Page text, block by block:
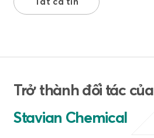
Trở thành đối tác của
Stavian Chemical